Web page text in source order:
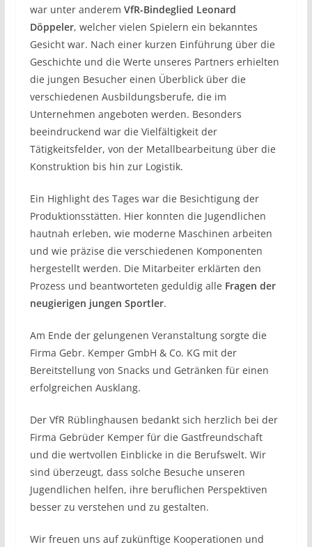
war unter anderem VfR-Bindeglied Leonard
Döppeler, welcher vielen Spielern ein bekanntes
Gesicht war. Nach einer kurzen Einführung über die
Geschichte und die Werte unseres Partners erhielten
die jungen Besucher einen Überblick über die
verschiedenen Ausbildungsberufe, die im
Unternehmen angeboten werden. Besonders
beeindruckend war die Vielfältigkeit der
Tätigkeitsfelder, von der Metallbearbeitung über die
Konstruktion bis hin zur Logistik.
Ein Highlight des Tages war die Besichtigung der
Produktionsstätten. Hier konnten die Jugendlichen
hautnah erleben, wie moderne Maschinen arbeiten
und wie präzise die verschiedenen Komponenten
hergestellt werden. Die Mitarbeiter erklärten den
Prozess und beantworteten geduldig alle Fragen der
neugierigen jungen Sportler.
Am Ende der gelungenen Veranstaltung sorgte die
Firma Gebr. Kemper GmbH & Co. KG mit der
Bereitstellung von Snacks und Getränken für einen
erfolgreichen Ausklang.
Der VfR Rüblinghausen bedankt sich herzlich bei der
Firma Gebrüder Kemper für die Gastfreundschaft
und die wertvollen Einblicke in die Berufswelt. Wir
sind überzeugt, dass solche Besuche unseren
Jugendlichen helfen, ihre beruflichen Perspektiven
besser zu verstehen und zu gestalten.
Wir freuen uns auf zukünftige Kooperationen und